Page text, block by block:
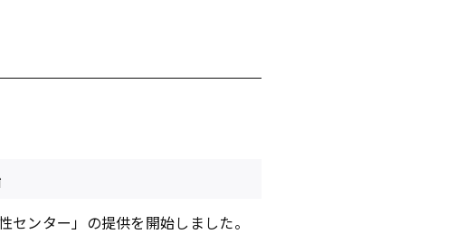
センター」の提供を開始しました。